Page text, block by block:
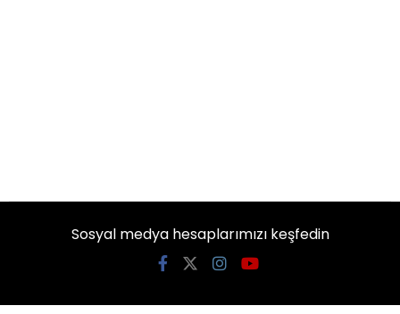
Sosyal medya hesaplarımızı keşfedin